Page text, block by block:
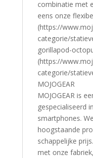
combinatie met
eens onze
(https://
categorie/
gorillapod-
(https://
categorie/
MOJOGEAR
MOJOGEAR is
gespecialiseerd
smartphones.
hoogstaande
schappelijke
met onze